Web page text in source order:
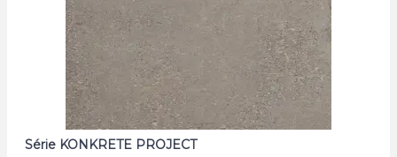
Série KONKRETE PROJECT